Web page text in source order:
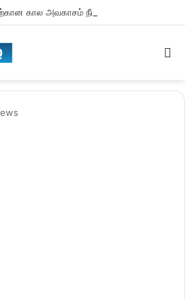
கால அவகாசம் நீடிப்பு